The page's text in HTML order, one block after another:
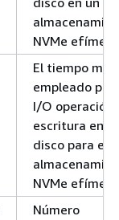
NVMe
El tiempo
empleado por
I/O operación
escritura en
disco para el
NVMe
Número